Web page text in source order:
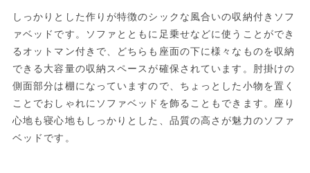
しっかりとした作りが特徴のシックな風合いの収納付きソフ
ァベッドです。ソファとともに足乗せなどに使うことができ
るオットマン付きで、どちらも座面の下に様々なものを収納
できる大容量の収納スペースが確保されています。肘掛けの
側面部分は棚になっていますので、ちょっとした小物を置く
ことでおしゃれにソファベッドを飾ることもできます。座り
心地も寝心地もしっかりとした、品質の高さが魅力のソファ
ベッドです。